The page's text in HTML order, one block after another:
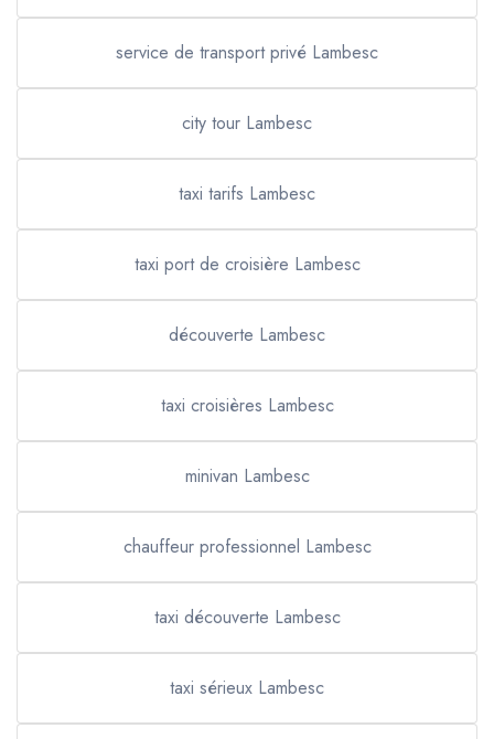
service de transport privé Lambesc
city tour Lambesc
taxi tarifs Lambesc
taxi port de croisière Lambesc
découverte Lambesc
taxi croisières Lambesc
minivan Lambesc
chauffeur professionnel Lambesc
taxi découverte Lambesc
taxi sérieux Lambesc